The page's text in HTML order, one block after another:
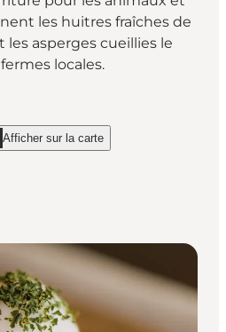
les huitres fraîches de
asperges cueillies le
locales.
Afficher sur la carte
Molskroen on_map